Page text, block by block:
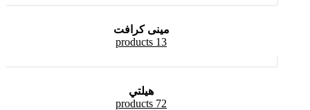
مينى كرافت
13 products
هيلتي
72 products